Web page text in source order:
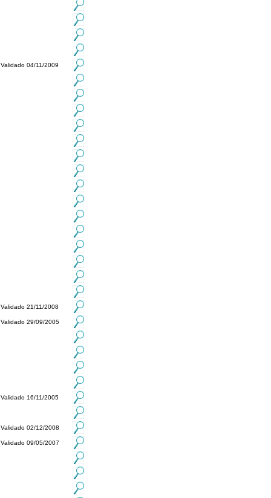
Validado 04/11/2009
Validado 21/11/2008
Validado 29/09/2005
Validado 16/11/2005
Validado 02/12/2008
Validado 09/05/2007